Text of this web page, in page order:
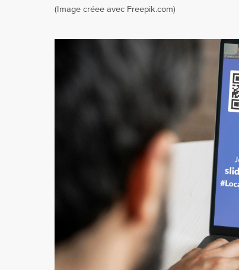
(Image créee avec Freepik.com)